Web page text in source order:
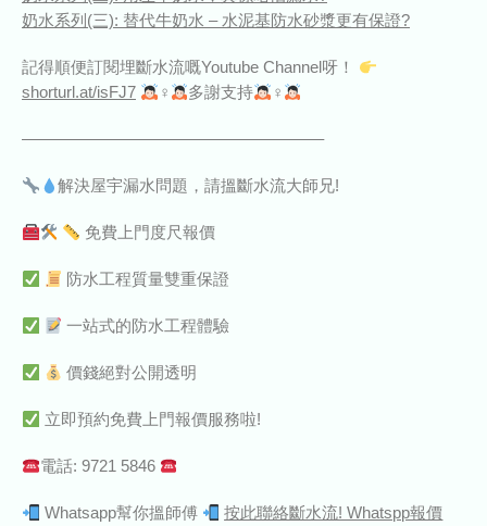
奶水系列(三): 替代牛奶水 – 水泥基防水砂漿更有保證?
記得順便訂閱埋斷水流嘅Youtube Channel呀！
shorturl.at/isFJ7
‍♀‍ 多謝支持 ‍♀‍
——————————————————–
解決屋宇漏水問題，請搵斷水流大師兄!
免費上門度尺報價
防水工程質量雙重保證
一站式的防水工程體驗
價錢絕對公開透明
立即預約免費上門報價服務啦!
電話: 9721 5846
Whatsapp幫你搵師傅 按此聯絡斷水流! Whatspp報價